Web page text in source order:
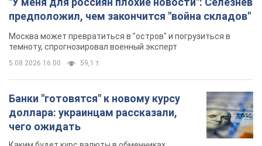
предположил, чем закончится "война складов"
Москва может превратиться в "остров" и погрузиться в
темноту, спрогнозировал военный эксперт
5.08.2026 16:00 59,1 т.
Банки "готовятся" к новому курсу
доллара: украинцам рассказали,
чего ожидать